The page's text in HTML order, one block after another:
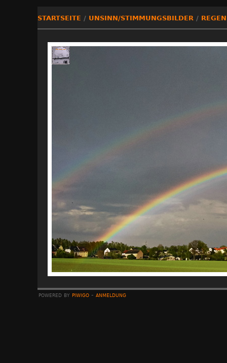
STARTSEITE / UNSINN/STIMMUNGSBILDER /
powered by piwigo- anmeldung